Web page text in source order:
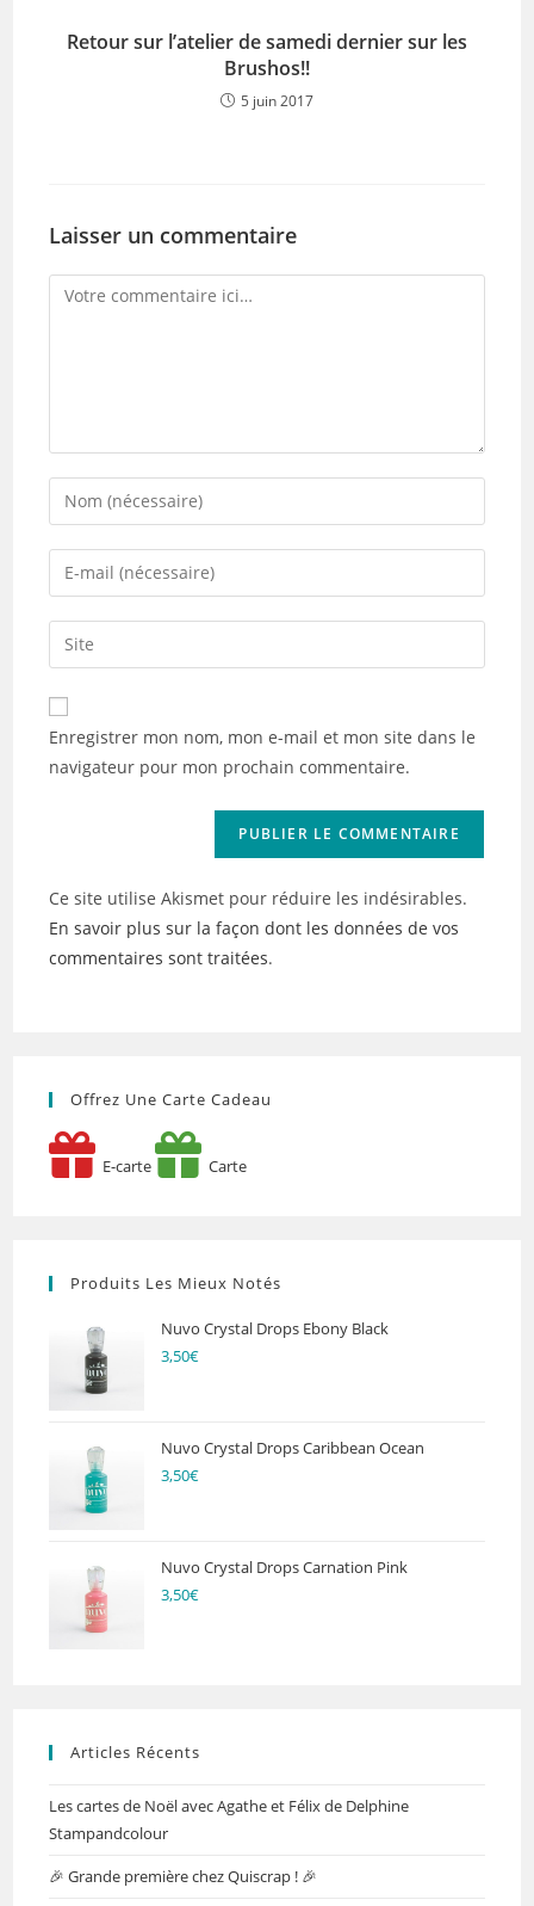
Retour sur l’atelier de samedi dernier sur les
Brushos!!
5 juin 2017
Laisser un commentaire
Comment
Enter
your
name
comment
Enter
your
email
address
comment
Saisir
l’URL
de
votre
(facultatif)
Enregistrer mon nom, mon e-mail et mon site dans le
navigateur pour mon prochain commentaire.
Ce site utilise Akismet pour réduire les indésirables.
En savoir plus sur la façon dont les données de vos
commentaires sont traitées.
Offrez Une Carte Cadeau
E-carte Carte
Produits Les Mieux Notés
Nuvo Crystal Drops Ebony Black
3,50€
Nuvo Crystal Drops Caribbean Ocean
3,50€
Nuvo Crystal Drops Carnation Pink
3,50€
Articles Récents
Les cartes de Noël avec Agathe et Félix de Delphine
Stampandcolour
🎉 Grande première chez Quiscrap ! 🎉